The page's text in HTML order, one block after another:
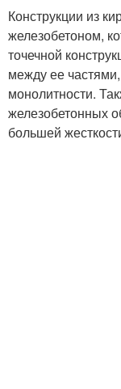
Конструкции из
железобетоном,
точечной
между ее
монолитности.
железобетонных
большей